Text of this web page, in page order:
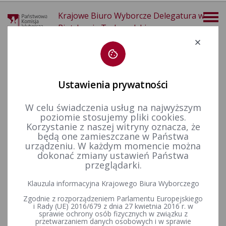
Krajowe Biuro Wyborcze Delegatura w
Piotrkowie Trybunalskim
Wyroki i postanowienia sądów Ważność wyborów 2018 r.
Postanowienia Sądu Okręgowego w Opolu - I Wydział Cywilny
(sygn. akt. I Ns 365/18) wraz z Postanowieniem Sądu
Apelacyjnego we Wrocławiu Sądu Pracy i Ubezpieczeń
Społecznych (sygn. akt. III APz 10/19)
Ustawienia prywatności
W celu świadczenia usług na najwyższym
poziomie stosujemy pliki cookies.
Korzystanie z naszej witryny oznacza, że
będą one zamieszczane w Państwa
urządzeniu. W każdym momencie można
dokonać zmiany ustawień Państwa
przeglądarki.
Klauzula informacyjna Krajowego Biura Wyborczego
Zgodnie z rozporządzeniem Parlamentu Europejskiego
i Rady (UE) 2016/679 z dnia 27 kwietnia 2016 r. w
sprawie ochrony osób fizycznych w związku z
przetwarzaniem danych osobowych i w sprawie